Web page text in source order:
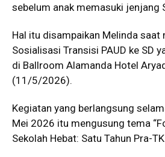
sebelum anak memasuki jenjang
Hal itu disampaikan Melinda saat
Sosialisasi Transisi PAUD ke SD
di Ballroom Alamanda Hotel
(11/5/2026).
Kegiatan yang berlangsung
Mei 2026 itu mengusung tema
Sekolah Hebat: Satu Tahun Pra-